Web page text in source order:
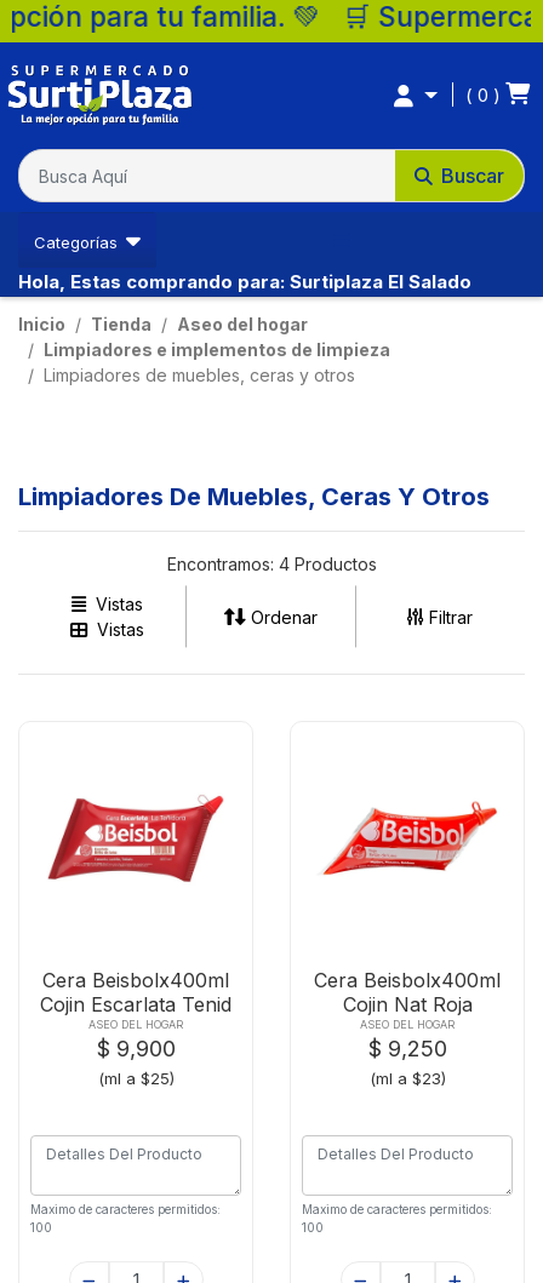
para tu familia. 💚 🛒
Buscar
0
Categorías
Hola, Estas comprando para: Surtiplaza El Salado
Inicio Tienda
Aseo del hogar
Limpiadores e implementos de limpieza
Limpiadores de muebles, ceras y otros
Limpiadores De Muebles, Ceras Y Otros
Encontramos: 4 Productos
Vistas
Vistas
Ordenar Filtrar
Cera Beisbolx400ml
Cojin Escarlata Tenid
ASEO DEL HOGAR
$ 9,900
(ml a $25)
Maximo de caracteres permitidos:
100
Cera Beisbolx400ml
Cojin Nat Roja
ASEO DEL HOGAR
$ 9,250
(ml a $23)
Maximo de caracteres permitidos:
100